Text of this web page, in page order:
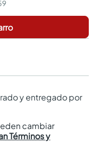
y entregado por
cambiar
Términos y